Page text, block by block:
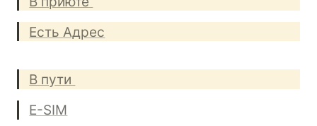
Есть Адрес
В пути
E-SIM